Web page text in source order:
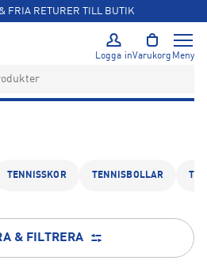
Logga inVarukorg Meny
TENNISSKOR TENNISBOLLAR
& FILTRERA